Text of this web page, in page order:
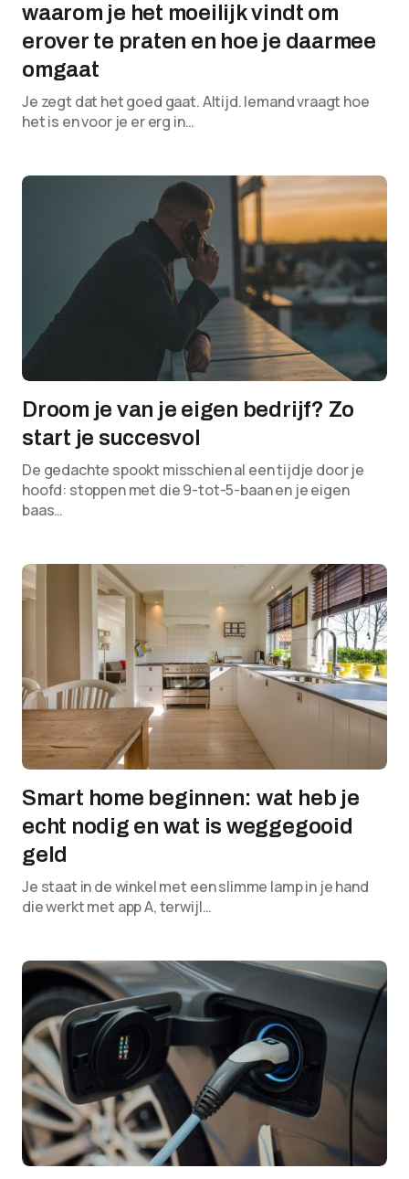
waarom je het moeilijk vindt om
erover te praten en hoe je daarmee
omgaat
Je zegt dat het goed gaat. Altijd. Iemand vraagt hoe
het is en voor je er erg in…
Droom je van je eigen bedrijf? Zo
start je succesvol
De gedachte spookt misschien al een tijdje door je
hoofd: stoppen met die 9-tot-5-baan en je eigen
baas…
Smart home beginnen: wat heb je
echt nodig en wat is weggegooid
geld
Je staat in de winkel met een slimme lamp in je hand
die werkt met app A, terwijl…